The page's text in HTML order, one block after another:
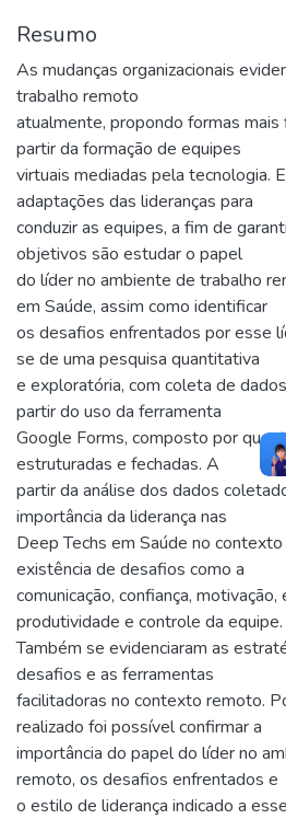
Resumo
As mudanças organizacionais
trabalho remoto
atualmente, propondo formas
partir da formação de equipes
virtuais mediadas pela tecnologia.
adaptações das lideranças para
conduzir as equipes, a fim de
objetivos são estudar o papel
do líder no ambiente de trabalho
em Saúde, assim como identificar
os desafios enfrentados por esse
se de uma pesquisa quantitativa
e exploratória, com coleta de
partir do uso da ferramenta
Google Forms, composto por
estruturadas e fechadas. A
partir da análise dos dados
importância da liderança nas
Deep Techs em Saúde no
existência de desafios como a
comunicação, confiança, motivação,
produtividade e controle da equipe.
Também se evidenciaram as
desafios e as ferramentas
facilitadoras no contexto remoto.
realizado foi possível confirmar a
importância do papel do líder no
remoto, os desafios enfrentados e
o estilo de liderança indicado a